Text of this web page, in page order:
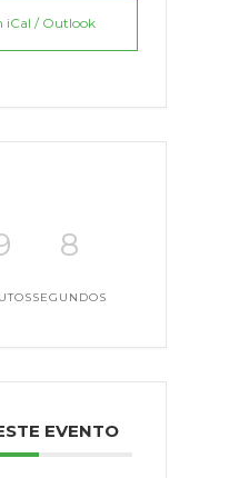
iCal / Outlook
8
SEGUNDOS
EVENTO